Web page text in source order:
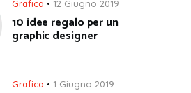
Grafica 12 Giugno 2019
10 idee regalo per un
graphic designer
Grafica 1 Giugno 2019